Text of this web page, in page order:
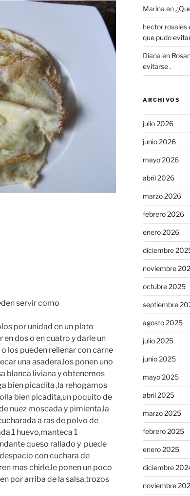
servir como
por unidad en un plato
dos o en cuatro y darle un
los pueden rellenar con carne
una asadera,los ponen uno
blanca liviana y obtenemos
bien picadita ,la rehogamos
bien picadita,un poquito de
nuez moscada y pimienta,la
a ras de polvo de
huevo,manteca 1
queso rallado y puede
con cuchara de
mas chirle,le ponen un poco
por arriba de la salsa,trozos
Marina en
hector rosales
que pudo
Diana en
evitarse .
ARCHIVOS
julio 2026
junio 2026
mayo 2026
abril 2026
marzo 2026
febrero 2026
enero 2026
diciembre
noviembre
octubre 2025
septiembre
agosto 2025
julio 2025
junio 2025
mayo 2025
abril 2025
marzo 2025
febrero 2025
enero 2025
diciembre
noviembre